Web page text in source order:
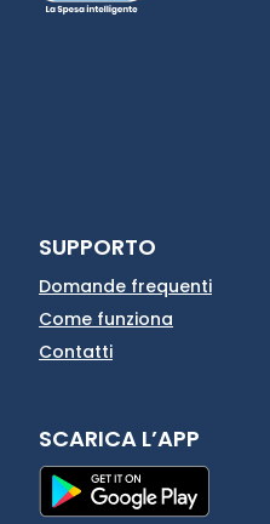
SUPPORTO
Domande frequenti
Come funziona
Contatti
SCARICA L’APP